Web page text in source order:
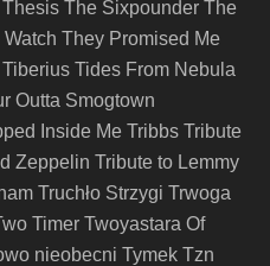
Thesis The Sixpounder The
They Promised Me
Tiberius Tides From Nebula
Outta Smogtown
Inside Me Tribbs Tribute
Zeppelin Tribute to Lemmy
Truchło Strzygi Trwoga
Timer Twoyastara Of
nieobecni Tymek Tzn